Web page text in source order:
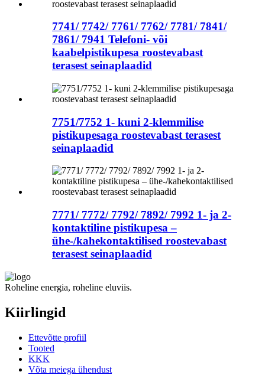
7741/ 7742/ 7761/ 7762/ 7781/ 7841/
7861/ 7941 Telefoni- või
kaabelpistikupesa roostevabast
terasest seinaplaadid
7751/7752 1- kuni 2-klemmilise
pistikupesaga roostevabast terasest
seinaplaadid
7771/ 7772/ 7792/ 7892/ 7992 1- ja 2-
kontaktiline pistikupesa –
ühe-/kahekontaktilised roostevabast
terasest seinaplaadid
Roheline energia, roheline eluviis.
Kiirlingid
Ettevõtte profiil
Tooted
KKK
Võta meiega ühendust